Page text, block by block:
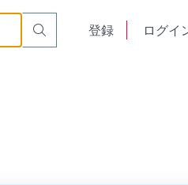
登録 ログイ